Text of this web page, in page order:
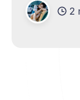
l’économie
2